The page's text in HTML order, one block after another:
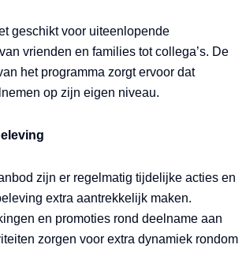
geschikt voor uiteenlopende
vrienden en families tot collega’s. De
het programma zorgt ervoor dat
op zijn eigen niveau.
zijn er regelmatig tijdelijke acties en
extra aantrekkelijk maken.
en promoties rond deelname aan
zorgen voor extra dynamiek rondom